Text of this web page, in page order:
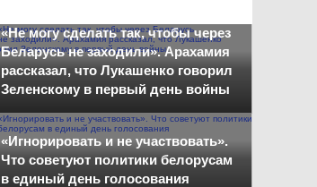
«Не могу сделать так, чтобы через
Беларусь не заходили». Арахамия
рассказал, что Лукашенко говорил
Зеленскому в первый день войны
«Игнорировать и не участвовать».
Что советуют политики белорусам
в единый день голосования